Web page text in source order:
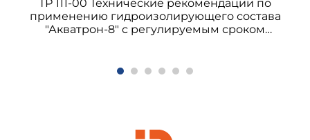
ТР 111-00 Технические рекомендации по
применению гидроизолирующего состава
"Акватрон-8" с регулируемым сроком